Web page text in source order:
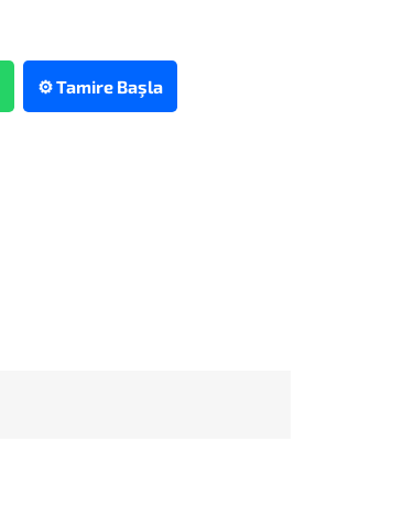
⚙️ Tamire Başla